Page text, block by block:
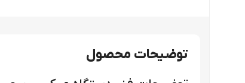
توضیحات محصول